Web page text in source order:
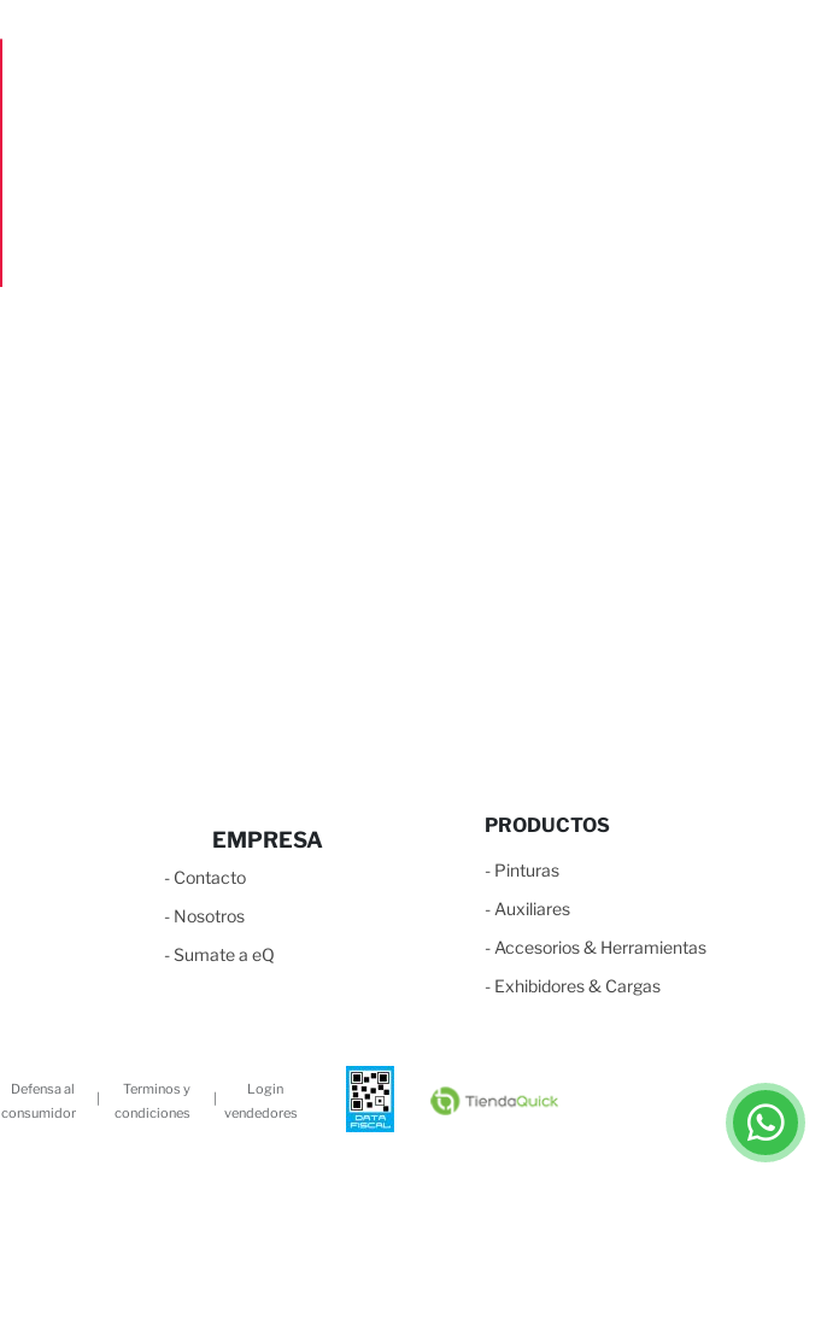
EMPRESA
- Contacto
- Nosotros
-Sumate a eQ
PRODUCTOS
- Pinturas
- Auxiliares
- Accesorios & Herramientas
- Exhibidores & Cargas
Defensa al
consumidor
Terminos y
condiciones
Login
vendedores